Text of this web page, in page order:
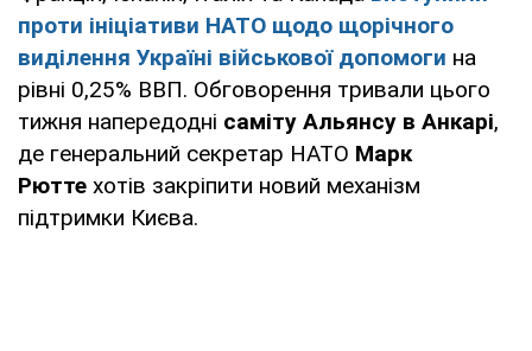
проти ініціативи НАТО щодо щорічного
виділення Україні військової допомоги на
рівні 0,25% ВВП. Обговорення тривали цього
тижня напередодні саміту Альянсу в Анкарі,
де генеральний секретар НАТО Марк
Рютте хотів закріпити новий механізм
підтримки Києва.